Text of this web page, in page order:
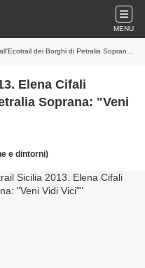
MENU
dei Borghi di Petralia Soprana: "Veni Vidi Vici"
Elena Cifali
Soprana: "Veni
e dintorni)